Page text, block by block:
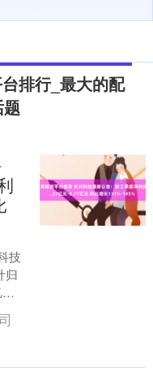
排行_最大的配
题
技
归